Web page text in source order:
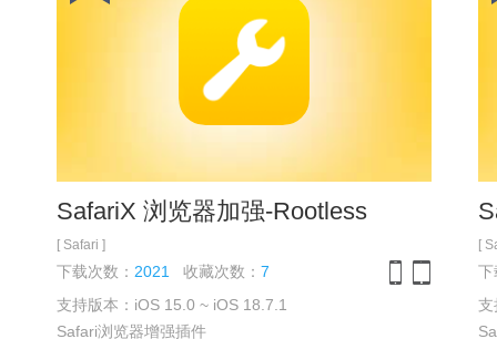
SafariX 浏览器加强-Rootless
[ Safari ]
下载次数： 2021 收藏次数：7
支持版本：iOS 15.0 ~ iOS 18.7.1
Safari浏览器增强插件
[
下
支